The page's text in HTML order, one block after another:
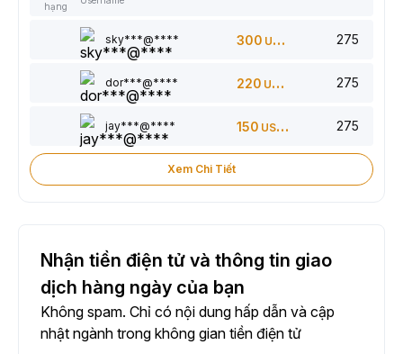
hạng
sky***@**** 300 USDT 275
dor***@**** 220 USDT 275
jay***@**** 150 USDT 275
Xem Chi Tiết
Nhận tiền điện tử và thông tin giao
dịch hàng ngày của bạn
Không spam. Chỉ có nội dung hấp dẫn và cập
nhật ngành trong không gian tiền điện tử